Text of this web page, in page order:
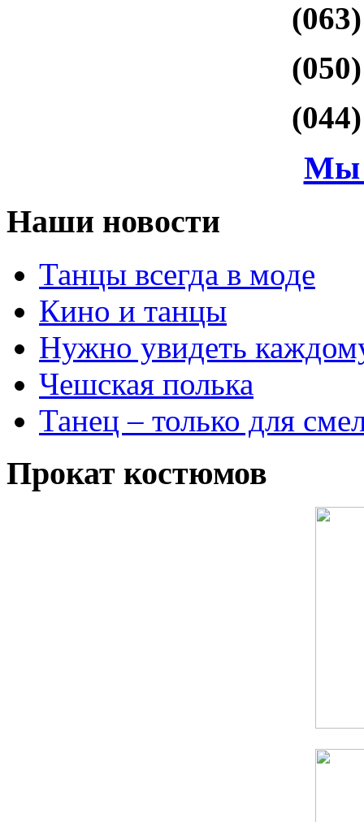
Мы
Наши новости
Танцы всегда в моде
Кино и танцы
Нужно увидеть
Чешская полька
Танец – только для
Прокат костюмов